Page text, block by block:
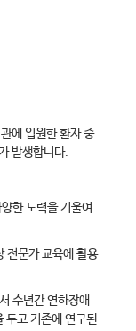
에 입원한 환자 중
발생합니다.
한 노력을 기울여
전문가 교육에 활용
수년간 연하장애
두고 기존에 연구된